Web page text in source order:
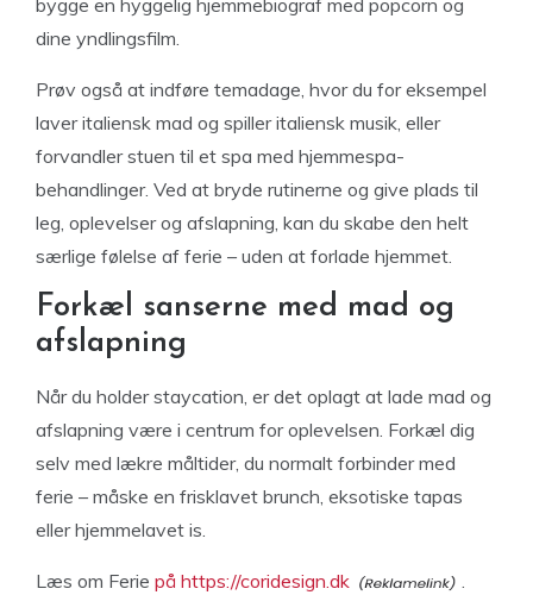
dine yndlingsfilm.
Prøv også at indføre temadage, hvor du for eksempel
laver italiensk mad og spiller italiensk musik, eller
forvandler stuen til et spa med hjemmespa-
behandlinger. Ved at bryde rutinerne og give plads til
leg, oplevelser og afslapning, kan du skabe den helt
særlige følelse af ferie – uden at forlade hjemmet.
Forkæl sanserne med mad og
afslapning
Når du holder staycation, er det oplagt at lade mad og
afslapning være i centrum for oplevelsen. Forkæl dig
selv med lækre måltider, du normalt forbinder med
ferie – måske en frisklavet brunch, eksotiske tapas
eller hjemmelavet is.
Læs om Ferie på https://coridesign.dk